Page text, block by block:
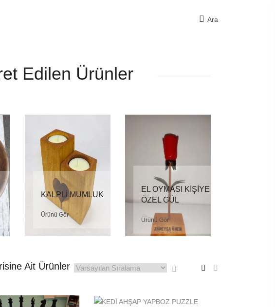
Ara
Edilen Ürünler
KALPLİ MUMLUK
Ürünü Gör
EL OYMASI KİŞİYE
ÖZEL GÜL
Ürünü Gör
Ait Ürünler